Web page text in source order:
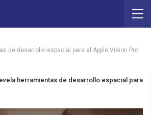
de desarrollo espacial para el Apple Vision Pro
herramientas de desarrollo espacial para